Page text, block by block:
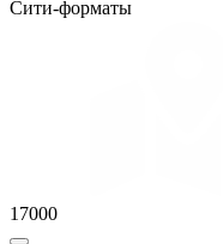
Сити-форматы
17000